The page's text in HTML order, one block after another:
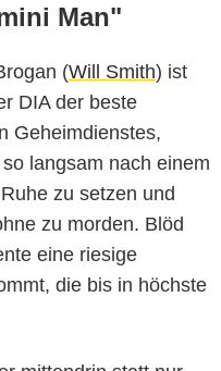
Man"
(Will Smith) ist
DIA der beste
Geheimdienstes,
langsam nach einem
zu setzen und
zu morden. Blöd
eine riesige
die bis in höchste